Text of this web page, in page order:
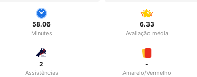
58.06
Minutes
6.33
Avaliação média
2
Assistências
-
Amarelo/Vermelho